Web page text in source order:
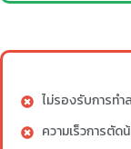
ไม่รองรับการท
ความเร็วการตั